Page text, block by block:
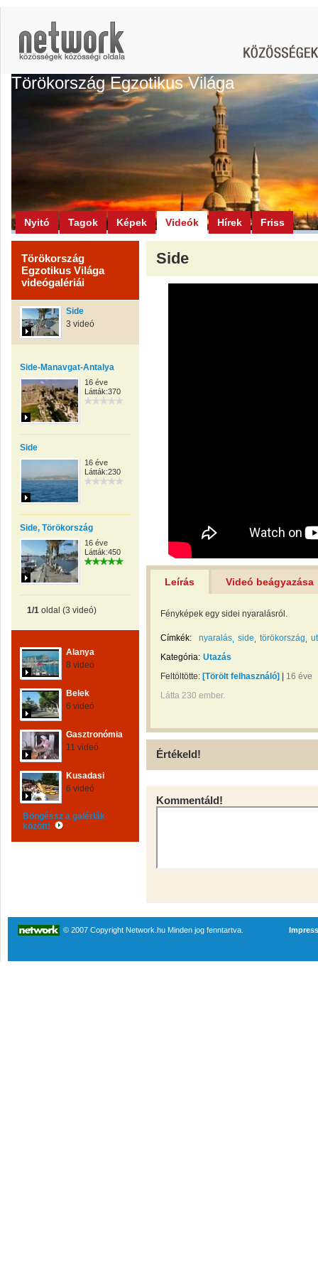
Törökország Egzotikus Világa
Nyitó Tagok Képek Videók Hírek Friss
Törökország
Egzotikus Világa
videógalériái
Side
3 videó
Side-Manavgat-Antalya
16 éve
Látták:370
Side
16 éve
Látták:230
Side, Törökország
16 éve
Látták:450
1/1 oldal (3 videó)
Alanya
8 videó
Belek
6 videó
Gasztronómia
11 videó
Kusadasi
6 videó
Böngéssz a galériák
között!
Side
Leírás Videó beágyazása
Fényképek egy sidei nyaralásról.
Címkék: nyaralás side törökország
Kategória: Utazás
Feltöltötte: [Törölt felhasználó]
16 éve
Látta 230 ember.
Értékeld!
Kommentáld!
© 2007 Copyright Network.hu Minden jog fenntartva.